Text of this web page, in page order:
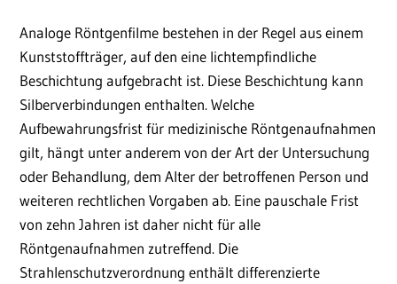
Analoge Röntgenfilme bestehen in der Regel aus einem
Kunststoffträger, auf den eine lichtempfindliche
Beschichtung aufgebracht ist. Diese Beschichtung kann
Silberverbindungen enthalten. Welche
Aufbewahrungsfrist für medizinische Röntgenaufnahmen
gilt, hängt unter anderem von der Art der Untersuchung
oder Behandlung, dem Alter der betroffenen Person und
weiteren rechtlichen Vorgaben ab. Eine pauschale Frist
von zehn Jahren ist daher nicht für alle
Röntgenaufnahmen zutreffend. Die
Strahlenschutzverordnung enthält differenzierte